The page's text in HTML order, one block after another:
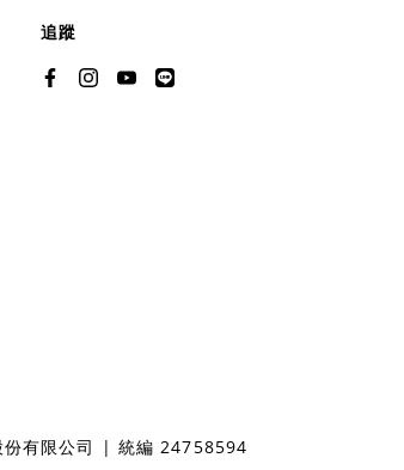
追蹤
份有限公司 | 統編 24758594